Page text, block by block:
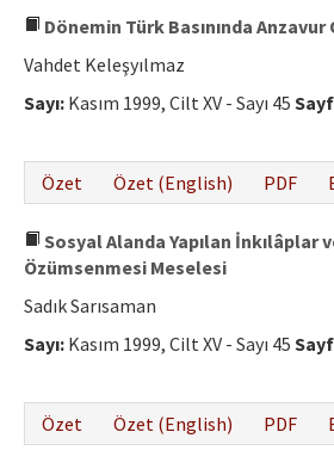
Dönemin Türk Basınında Anzavur
Vahdet Keleşyılmaz
Sayı: Kasım 1999, Cilt XV - Sayı 45
Özet
Özet (English) PDF
Sosyal Alanda Yapılan İnkılâplar
Özümsenmesi Meselesi
Sadık Sarısaman
Sayı: Kasım 1999, Cilt XV - Sayı 45
Özet
Özet (English) PDF